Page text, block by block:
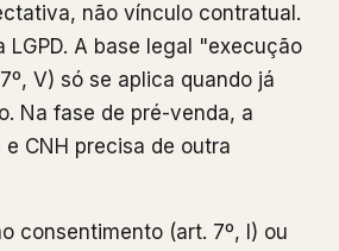
não vínculo contratual.
LGPD. A base legal "execução
V) só se aplica quando já
Na fase de pré-venda, a
e CNH precisa de outra
consentimento (art. 7º, I) ou